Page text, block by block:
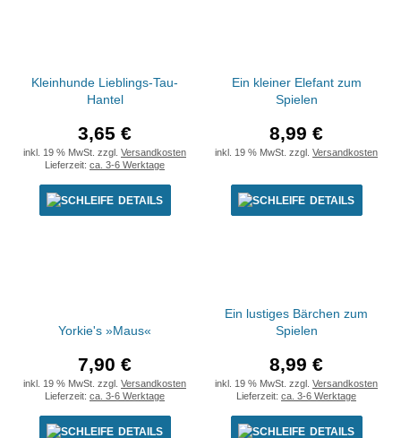
Kleinhunde Lieblings-Tau-
Hantel
3,65 €
inkl. 19 % MwSt. zzgl. Versandkosten
Lieferzeit: ca. 3-6 Werktage
DETAILS
Ein kleiner Elefant zum
Spielen
8,99 €
inkl. 19 % MwSt. zzgl. Versandkosten
DETAILS
Yorkie's »Maus«
7,90 €
inkl. 19 % MwSt. zzgl. Versandkosten
Lieferzeit: ca. 3-6 Werktage
DETAILS
Ein lustiges Bärchen zum
Spielen
8,99 €
inkl. 19 % MwSt. zzgl. Versandkosten
Lieferzeit: ca. 3-6 Werktage
DETAILS